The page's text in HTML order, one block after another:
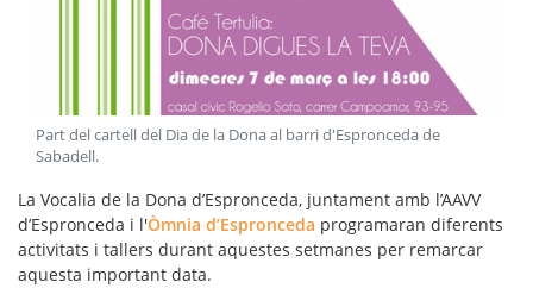
Part del cartell del Dia de la Dona al barri d'Espronceda de
Sabadell.
La Vocalia de la Dona d’Espronceda, juntament amb l’AAVV
d’Espronceda i l'Òmnia d’Espronceda programaran diferents
activitats i tallers durant aquestes setmanes per remarcar
aquesta important data.